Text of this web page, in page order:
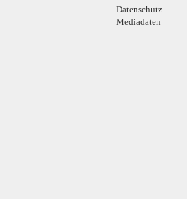
Datenschutz
Mediadaten